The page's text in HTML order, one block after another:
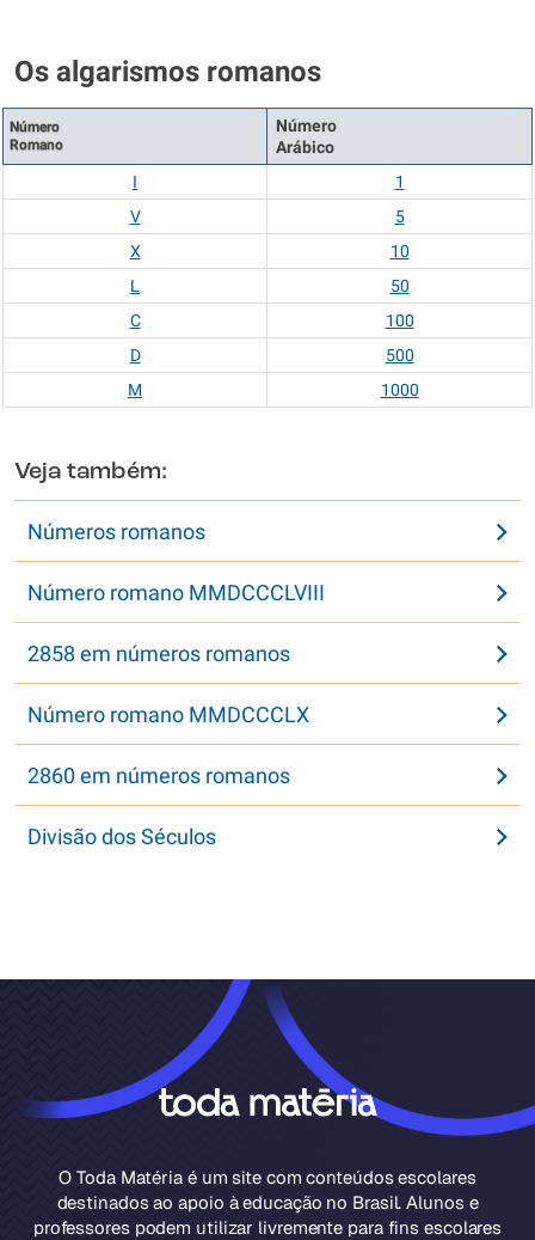
Os algarismos romanos
Número
Romano
Número
Arábico
I
1
V
5
X
10
L
50
C
100
D
500
M
1000
Veja também:
Números romanos
Número romano MMDCCCLVIII
2858 em números romanos
Número romano MMDCCCLX
2860 em números romanos
Divisão dos Séculos
O Toda Matéria é um site com conteúdos escolares
destinados ao apoio à educação no Brasil. Alunos e
professores podem utilizar livremente para fins escolares